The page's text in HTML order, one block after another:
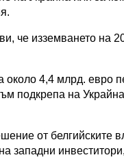
че изземването на
4,4 млрд. евро
подкрепа на
от белгийските
западни